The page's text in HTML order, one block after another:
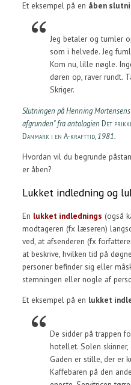
Et eksempel på en åben
Jeg betaler og tumler
som i helvede. Jeg
Kom nu, lille nøgle.
døren op, raver rundt.
Skriger.
Slutningen på Henning
afgrunden" fra antologien Det
Danmark i en A-krafttid , 1981.
Hvordan vil du begrunde
er åben?
Lukket indledning og
En lukket indlednings (også
modtageren (fx læseren)
ved, at afsenderen (fx
at beskrive, hvilken tid på
personer befinder sig eller
stemningen eller nogle af
Et eksempel på en lukket
De sidder på trappen
hotellet. Solen
Gaden er stille, der er
Kaffebaren på den